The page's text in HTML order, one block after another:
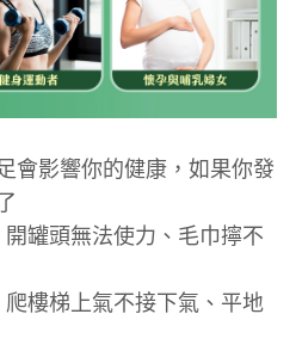
會影響你的健康，如果你發
罐頭無法使力、毛巾擰不
樓梯上氣不接下氣、平地